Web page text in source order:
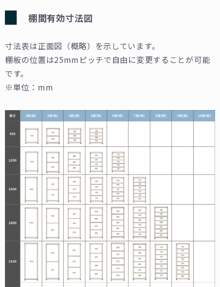
棚間有効⼨法図
⼨法表は正⾯図（概略）を⽰しています。
棚板の位置は25mmピッチで⾃由に変更することが可能
です。
※単位：mm